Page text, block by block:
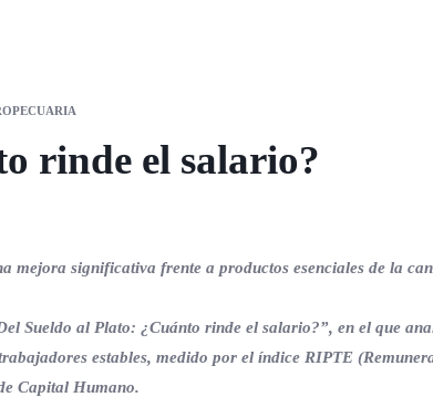
rinde el salario?
mejora significativa frente a productos esenciales de la
Sueldo al Plato: ¿Cuánto rinde el salario?”, en el que
estables, medido por el índice RIPTE
Capital Humano.